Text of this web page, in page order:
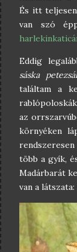
És itt
van szó
Eddig
sáska
találtam a
az
környéken
több a gyík,
Madárbarát
van a